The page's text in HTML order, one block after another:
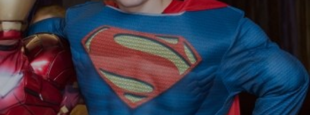
Супермен